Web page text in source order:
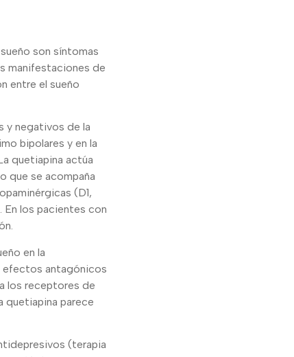
son síntomas
manifestaciones de
entre el sueño
y negativos de la
bipolares y en la
quetiapina actúa
que se acompaña
(D1,
En los pacientes con
en la
efectos antagónicos
los receptores de
quetiapina parece
(terapia